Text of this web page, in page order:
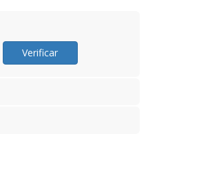
Verificar